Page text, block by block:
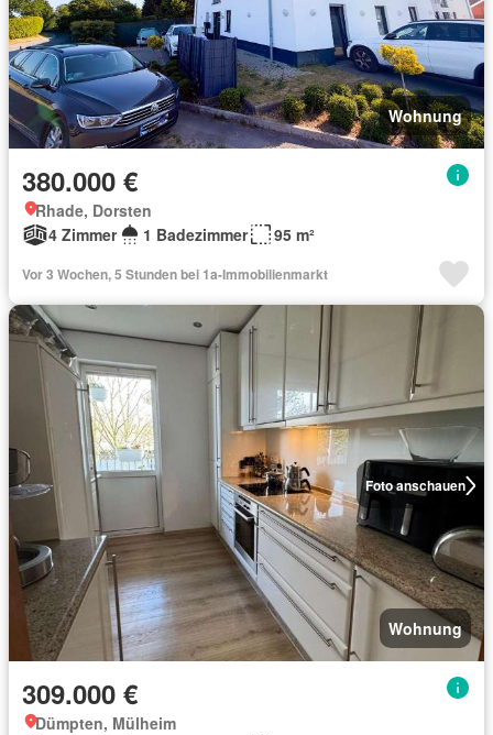
Wohnung
380.000 €
Rhade, Dorsten
4 Zimmer
1 Badezimmer 95 m²
Vor 3 Wochen, 5 Stunden bei 1a-Immobilienmarkt
Foto anschauen
Wohnung
309.000 €
Dümpten, Mülheim